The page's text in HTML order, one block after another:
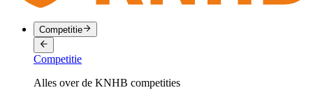
Competitie
Competitie
Alles over de KNHB competities